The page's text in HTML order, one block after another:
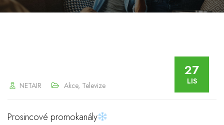
27
LIS
NETAIR Akce, Televize
Prosincové promokanály